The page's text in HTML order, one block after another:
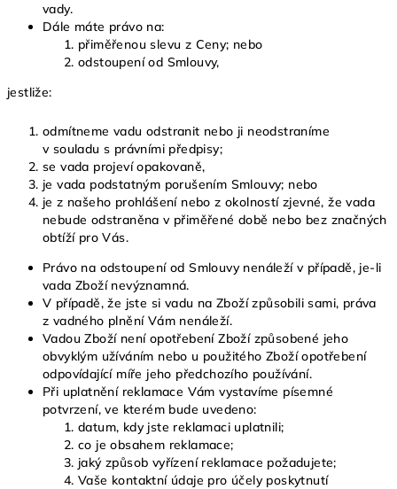
vady.
Dále máte právo na:
přiměřenou slevu z Ceny; nebo
odstoupení od Smlouvy,
jestliže:
odmítneme vadu odstranit nebo ji neodstraníme
v souladu s právními předpisy;
se vada projeví opakovaně,
je vada podstatným porušením Smlouvy; nebo
je z našeho prohlášení nebo z okolností zjevné, že vada
nebude odstraněna v přiměřené době nebo bez značných
obtíží pro Vás.
Právo na odstoupení od Smlouvy nenáleží v případě, je-li
vada Zboží nevýznamná.
V případě, že jste si vadu na Zboží způsobili sami, práva
z vadného plnění Vám nenáleží.
Vadou Zboží není opotřebení Zboží způsobené jeho
obvyklým užíváním nebo u použitého Zboží opotřebení
odpovídající míře jeho předchozího používání.
Při uplatnění reklamace Vám vystavíme písemné
potvrzení, ve kterém bude uvedeno:
datum, kdy jste reklamaci uplatnili;
co je obsahem reklamace;
jaký způsob vyřízení reklamace požadujete;
Vaše kontaktní údaje pro účely poskytnutí